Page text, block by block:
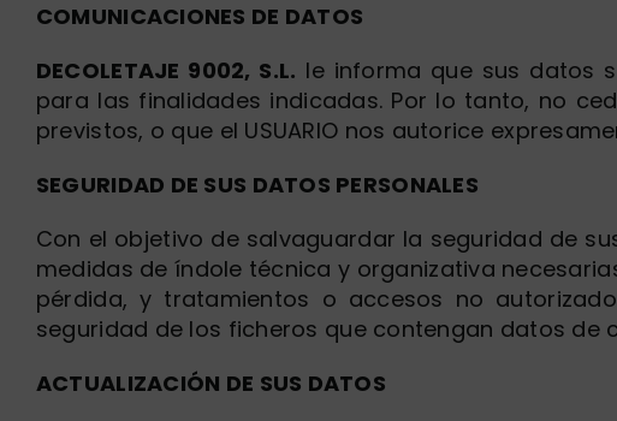
COMUNICACIONES DE DATOS
DECOLETAJE 9002, S.L. le informa que sus datos
para las finalidades indicadas. Por lo tanto, no
previstos, o que el USUARIO nos autorice
SEGURIDAD DE SUS DATOS PERSONALES
Con el objetivo de salvaguardar la seguridad de
medidas de índole técnica y organizativa
pérdida, y tratamientos o accesos no
seguridad de los ficheros que contengan datos de
ACTUALIZACIÓN DE SUS DATOS